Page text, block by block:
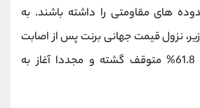
های مقاومتی را داشته باشند. به
نزول قیمت جهانی برنت پس از اصابت
به سطح ریتریسمنت 61.8% متوقف گشته و مجددا آغاز به